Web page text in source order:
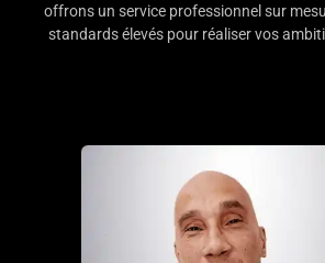
offrons un service professionnel sur
standards élevés pour réaliser vos